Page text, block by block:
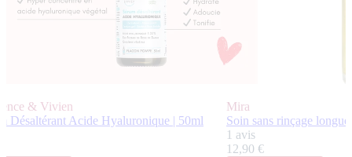
& Vivien
Désaltérant Acide Hyaluronique | 50ml
Mira
Soin sans rinçage
1 avis
12,90 €